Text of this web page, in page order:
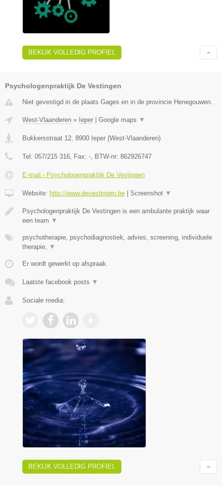
BEKIJK VOLLEDIG PROFIEL
Psychologenpraktijk De Vestingen
Niet gevestigd in de plaats Gages en in de provincie Henegouwen.
West-Vlaanderen » Ieper | Google maps ▼
Bukkersstraat 12 8900 Ieper (West-Vlaanderen)
Tel: 057/215 316 , Fax: - , BTW-nr: 862926747
E-mail › Psychologenpraktijk De Vestingen
Website: http://www.devestingen.be | Screenshot ▼
Psychologenpraktijk De Vestingen is een ambulante praktijk waar
een team ▼
psychotherapie, psychodiagnostiek, advies, screening, individuele
therapie,
▼
Er wordt gewerkt op afspraak.
Laatste facebook posts ▼
Sociale media:
BEKIJK VOLLEDIG PROFIEL